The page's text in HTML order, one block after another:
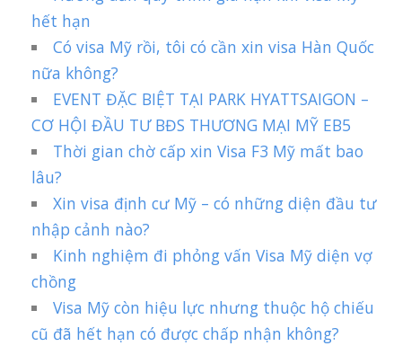
hết hạn
Có visa Mỹ rồi, tôi có cần xin visa Hàn Quốc
nữa không?
EVENT ĐẶC BIỆT TẠI PARK HYATTSAIGON –
CƠ HỘI ĐẦU TƯ BĐS THƯƠNG MẠI MỸ EB5
Thời gian chờ cấp xin Visa F3 Mỹ mất bao
lâu?
Xin visa định cư Mỹ – có những diện đầu tư
nhập cảnh nào?
Kinh nghiệm đi phỏng vấn Visa Mỹ diện vợ
chồng
Visa Mỹ còn hiệu lực nhưng thuộc hộ chiếu
cũ đã hết hạn có được chấp nhận không?